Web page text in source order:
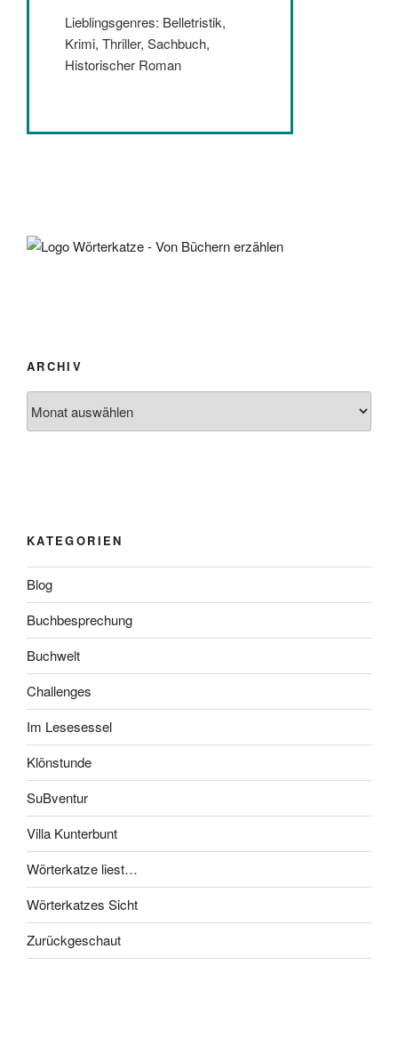
Lieblingsgenres: Belletristik,
Krimi, Thriller, Sachbuch,
Historischer Roman
ARCHIV
KATEGORIEN
Blog
Buchbesprechung
Buchwelt
Challenges
Im Lesesessel
Klönstunde
SuBventur
Villa Kunterbunt
Wörterkatze liest…
Wörterkatzes Sicht
Zurückgeschaut